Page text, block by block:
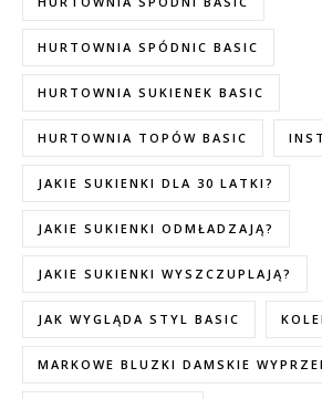
HURTOWNIA SPÓDNIC BASIC
HURTOWNIA SUKIENEK BASIC
HURTOWNIA TOPÓW BASIC INST
JAKIE SUKIENKI DLA 30 LATKI?
JAKIE SUKIENKI ODMŁADZAJĄ?
JAKIE SUKIENKI WYSZCZUPLAJĄ?
JAK WYGLĄDA STYL BASIC
MARKOWE BLUZKI DAMSKIE